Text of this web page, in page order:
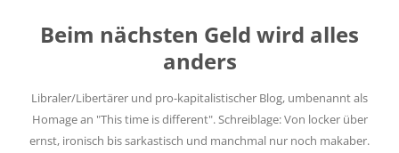
springen
Beim nächsten Geld wird alles
anders
Libraler/Libertärer und pro-kapitalistischer Blog, umbenannt als
Homage an "This time is different". Schreiblage: Von locker über
ernst, ironisch bis sarkastisch und manchmal nur noch makaber.